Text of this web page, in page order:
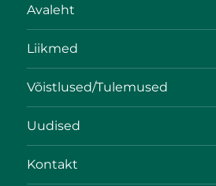
Avaleht
Liikmed
Võistlused/Tulemused
Uudised
Kontakt